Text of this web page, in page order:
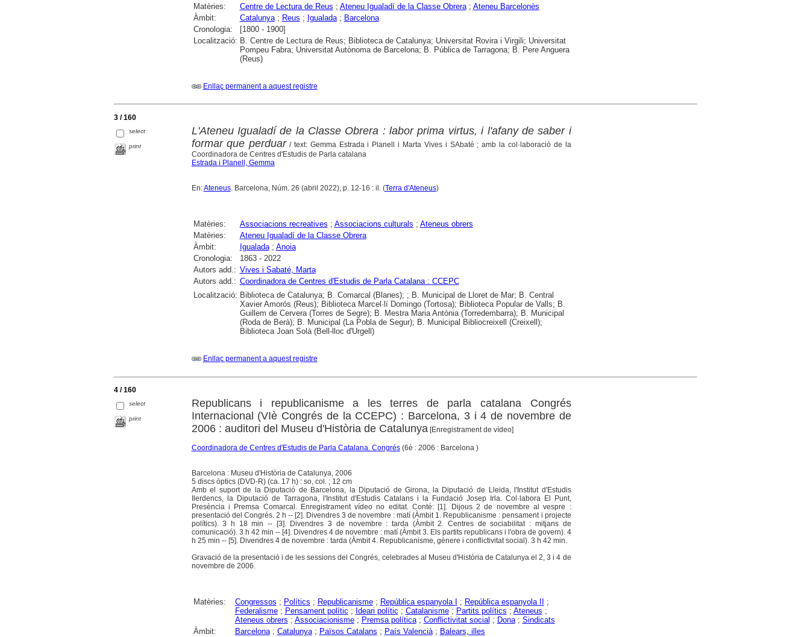
Matèries:
Centre de Lectura de Reus ; Ateneu Igualadí de la Classe Obrera; Ateneu Barcelonès
Àmbit:
Catalunya; Reus ; Igualada; Barcelona
Cronologia:
[1800 - 1900]
Localització: B. Centre de Lectura de Reus; Biblioteca de Catalunya; Universitat Rovira i Virgili; Universitat
Pompeu Fabra; Universitat Autònoma de Barcelona; B. Pública de Tarragona; B. Pere Anguera
(Reus)
Enllaç permanent a aquest registre
3 / 160
select
print
L'Ateneu Igualadí de la Classe Obrera : labor prima virtus, i l'afany de saber i
formar que perduar/ text: Gemma Estrada i Planell i Marta Vives i SAbaté ; amb la col·laboració de la
Coordinadora de Centres d'Estudis de Parla catalana
Estrada i Planell, Gemma
En:Ateneus. Barcelona, Núm. 26 (abril 2022), p. 12-16 : il. (Terra d'Ateneus)
Matèries: Associacions recreatives ; Associacions culturals ; Ateneus obrers
Matèries:
Ateneu Igualadí de la Classe Obrera
Àmbit:
Igualada; Anoia
Cronologia:
1863 - 2022
Autors add.: Vives i Sabaté, Marta
Autors add.: Coordinadora de Centres d'Estudis de Parla Catalana : CCEPC
Localització: Biblioteca de Catalunya; B. Comarcal (Blanes); ; B. Municipal de Lloret de Mar; B. Central
Xavier Amorós (Reus); Biblioteca Marcel·lí Domingo (Tortosa); Biblioteca Popular de Valls; B.
Guillem de Cervera (Torres de Segre); B. Mestra Maria Antònia (Torredembarra); B. Municipal
(Roda de Berà); B. Municipal (La Pobla de Segur); B. Municipal Bibliocreixell (Creixell);
Biblioteca Joan Solà (Bell-lloc d'Urgell)
Enllaç permanent a aquest registre
4 / 160
select
print
Republicans i republicanisme a les terres de parla catalana Congrés
Internacional (VIè Congrés de la CCEPC) : Barcelona, 3 i 4 de novembre de
2006 : auditori del Museu d'Història de Catalunya[Enregistrament de vídeo]
Coordinadora de Centres d'Estudis de Parla Catalana. Congrés(6è : 2006 : Barcelona )
Barcelona : Museu d'Història de Catalunya, 2006
5 discs òptics (DVD-R) (ca. 17 h) : so, col. ; 12 cm
Amb el suport de la Diputació de Barcelona, la Diputació de Girona, la Diputació de Lleida, l'Institut d'Estudis
Ilerdencs, la Diputació de Tarragona, l'Institut d'Estudis Catalans i la Fundació Josep Irla. Col·labora El Punt,
Presència i Premsa Comarcal. Enregistrament vídeo no editat. Conté: [1]. Dijous 2 de novembre al vespre :
presentació del Congrés. 2 h -- [2]. Divendres 3 de novembre : matí (Àmbit 1. Republicanisme : pensament i projecte
polítics). 3 h 18 min -- [3]. Divendres 3 de novembre : tarda (Àmbit 2. Centres de sociabilitat : mitjans de
comunicació). 3 h 42 min -- [4]. Divendres 4 de novembre : matí (Àmbit 3. Els partits republicans i l'obra de govern). 4
h 25 min -- [5]. Divendres 4 de novembre : tarda (Àmbit 4. Republicanisme, gènere i conflictivitat social). 3 h 42 min.
Gravació de la presentació i de les sessions del Congrés, celebrades al Museu d'Història de Catalunya el 2, 3 i 4 de
novembre de 2006.
Matèries: Congressos ; Polítics ; Republicanisme; República espanyola I ; República espanyola II
;
Federalisme; Pensament polític ; Ideari polític ; Catalanisme; Partits polítics ; Ateneus ;
Ateneus obrers ; Associacionisme; Premsa política; Conflictivitat social ; Dona; Sindicats
Àmbit:
Barcelona; Catalunya; Països Catalans ; País Valencià; Balears, illes